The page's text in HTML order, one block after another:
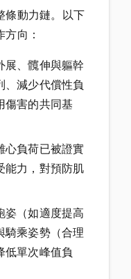
條動力鏈。以下
向：
展、髖伸與軀幹
、減少代償性負
傷害的共同基
心負荷已被證實
能力，對預防肌
姿（如適度提高
騎乘姿勢（合理
低單次峰值負